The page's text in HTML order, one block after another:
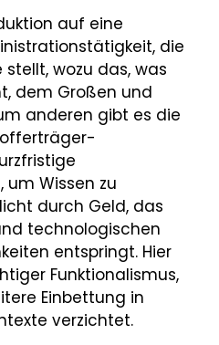
auf eine
die
wozu das, was
dem Großen und
anderen gibt es die
Wissen zu
durch Geld, das
technologischen
entspringt. Hier
Funktionalismus,
Einbettung in
verzichtet.